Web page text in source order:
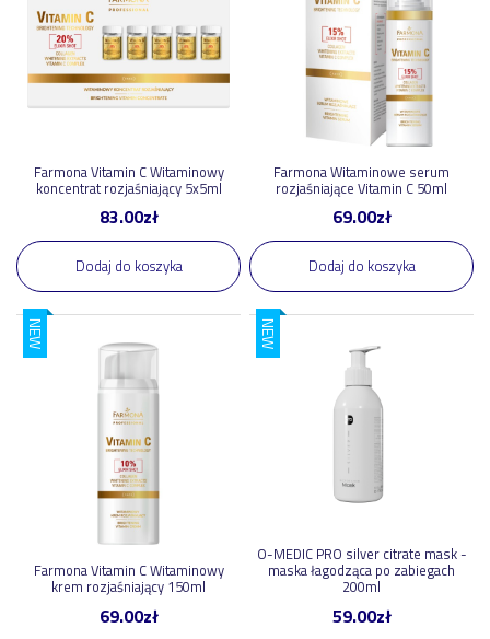
Farmona Vitamin C Witaminowy
koncentrat rozjaśniający 5x5ml
83.00zł
Dodaj do koszyka
Farmona Witaminowe serum
rozjaśniające Vitamin C 50ml
69.00zł
Dodaj do koszyka
NEW
Farmona Vitamin C Witaminowy
krem rozjaśniający 150ml
69.00zł
NEW
O-MEDIC PRO silver citrate mask -
maska łagodząca po zabiegach
200ml
59.00zł